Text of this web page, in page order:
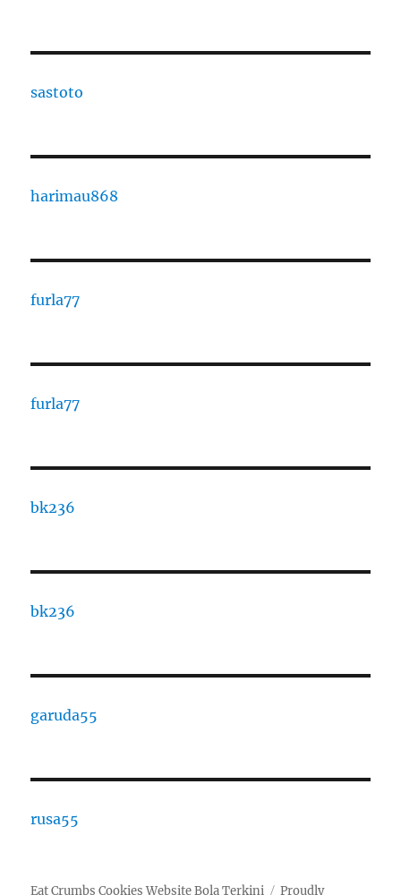
sastoto
harimau868
furla77
furla77
bk236
bk236
garuda55
rusa55
Eat Crumbs Cookies Website Bola Terkini Proudly